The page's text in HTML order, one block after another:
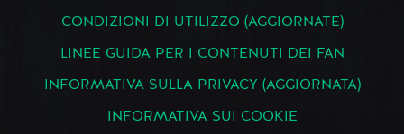
CONDIZIONI DI UTILIZZO (AGGIORNATE)
LINEE GUIDA PER I CONTENUTI DEI FAN
INFORMATIVA SULLA PRIVACY (AGGIORNATA)
INFORMATIVA SUI COOKIE